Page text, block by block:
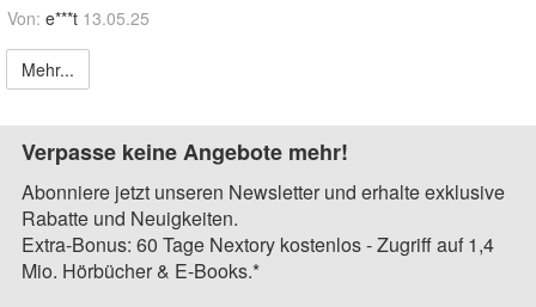
Von: e***t 13.05.25
Mehr...
Verpasse keine Angebote mehr!
Abonniere jetzt unseren Newsletter und erhalte exklusive
Rabatte und Neuigkeiten.
Extra-Bonus: 60 Tage Nextory kostenlos - Zugriff auf 1,4
Mio. Hörbücher & E-Books.*